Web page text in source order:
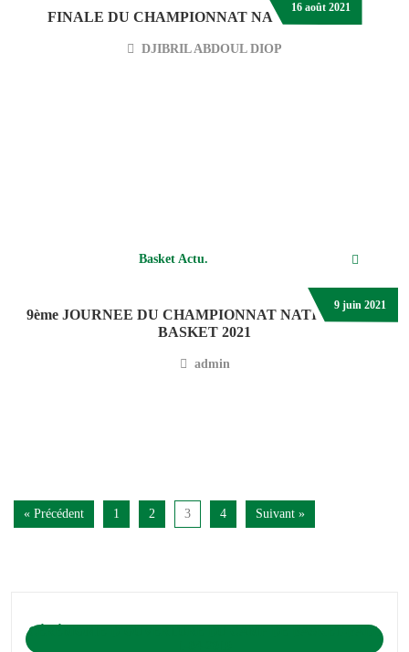
16 août 2021
FINALE DU CHAMPIONNAT NATIONAL 2021
DJIBRIL ABDOUL DIOP
9 juin 2021
Basket Actu.
9ème JOURNEE DU CHAMPIONNAT NATIONAL DE
BASKET 2021
admin
« Précédent 1 2 3 4 Suivant »
CÉRÉMONIE D’OUVERTURE DU CAMP DE BASKET-BALL